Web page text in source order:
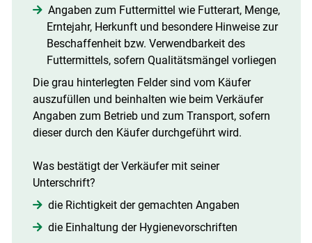
Angaben zum Futtermittel wie Futterart, Menge,
Erntejahr, Herkunft und besondere Hinweise zur
Beschaffenheit bzw. Verwendbarkeit des
Futtermittels, sofern Qualitätsmängel vorliegen
Die grau hinterlegten Felder sind vom Käufer
auszufüllen und beinhalten wie beim Verkäufer
Angaben zum Betrieb und zum Transport, sofern
dieser durch den Käufer durchgeführt wird.
Was bestätigt der Verkäufer mit seiner
Unterschrift?
die Richtigkeit der gemachten Angaben
die Einhaltung der Hygienevorschriften